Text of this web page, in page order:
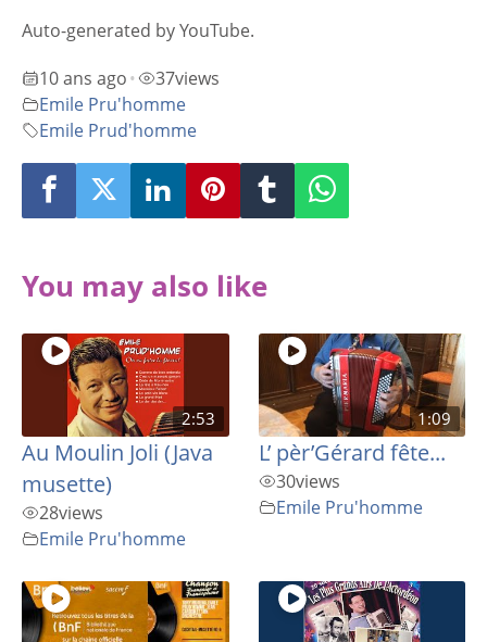
Auto-generated by YouTube.
10 ans ago • 37views
Emile Pru'homme
Emile Prud'homme
You may also like
2:53
Au Moulin Joli (Java
musette)
28views
Emile Pru'homme
1:09
L’ pèr’Gérard fête...
30views
Emile Pru'homme